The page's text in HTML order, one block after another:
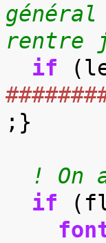
rentre
if
(
;}
! On
if
(